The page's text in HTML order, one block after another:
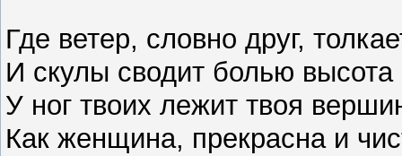
Где ветер, словно друг,
И скулы сводит болью высота
У ног твоих лежит твоя
Как женщина, прекрасна и